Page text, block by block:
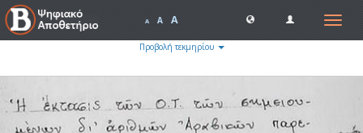
Toggle
A A A
Προβολή τεκμηρίου